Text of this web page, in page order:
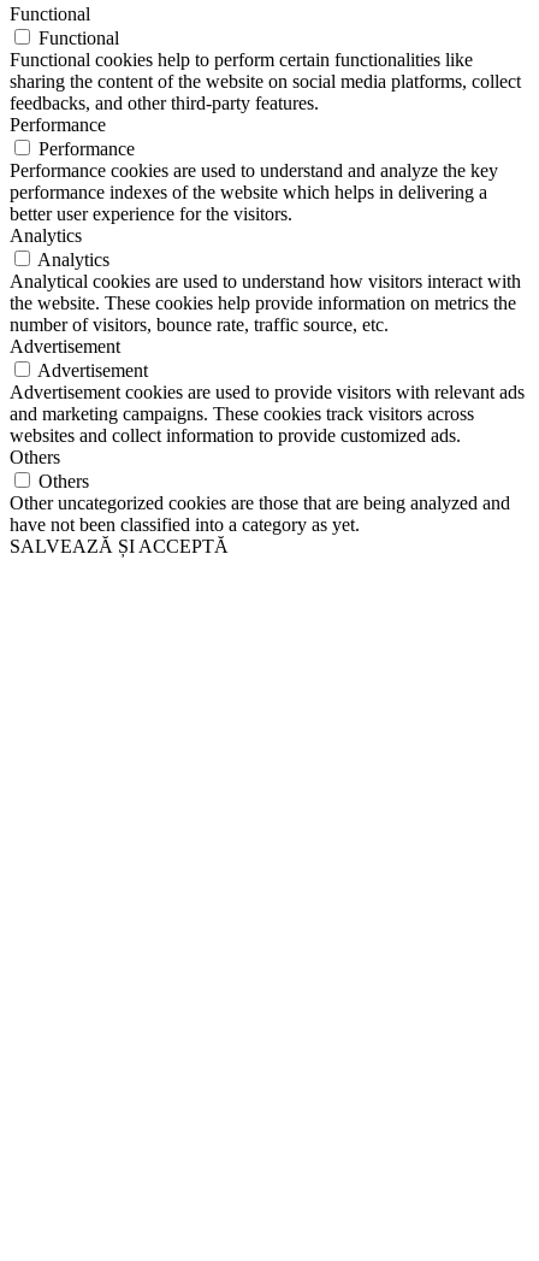
Functional
Functional
Functional cookies help to perform certain functionalities like
sharing the content of the website on social media platforms, collect
feedbacks, and other third-party features.
Performance
Performance
Performance cookies are used to understand and analyze the key
performance indexes of the website which helps in delivering a
better user experience for the visitors.
Analytics
Analytics
Analytical cookies are used to understand how visitors interact with
the website. These cookies help provide information on metrics the
number of visitors, bounce rate, traffic source, etc.
Advertisement
Advertisement
Advertisement cookies are used to provide visitors with relevant ads
and marketing campaigns. These cookies track visitors across
websites and collect information to provide customized ads.
Others
Others
Other uncategorized cookies are those that are being analyzed and
have not been classified into a category as yet.
SALVEAZĂ ȘI ACCEPTĂ